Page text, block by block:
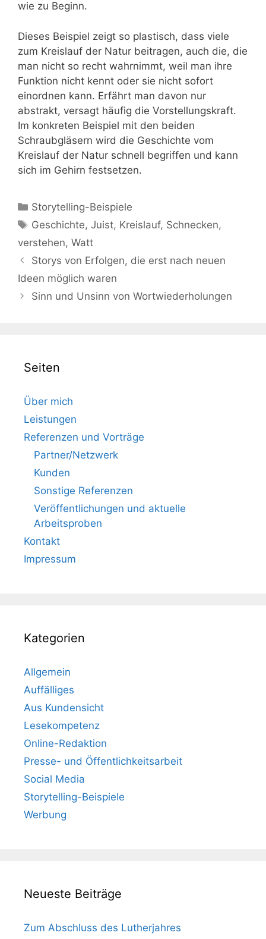
wie zu Beginn.
Dieses Beispiel zeigt so plastisch, dass viele
zum Kreislauf der Natur beitragen, auch die, die
man nicht so recht wahrnimmt, weil man ihre
Funktion nicht kennt oder sie nicht sofort
einordnen kann. Erfährt man davon nur
abstrakt, versagt häufig die Vorstellungskraft.
Im konkreten Beispiel mit den beiden
Schraubgläsern wird die Geschichte vom
Kreislauf der Natur schnell begriffen und kann
sich im Gehirn festsetzen.
Kategorien
Storytelling-Beispiele
Schlagwörter
Geschichte,Juist, Kreislauf, Schnecken,
verstehen, Watt
Storys von Erfolgen, die erst nach neuen
Ideen möglich waren
Sinn und Unsinn von Wortwiederholungen
Seiten
Über mich
Leistungen
Referenzen und Vorträge
Partner/Netzwerk
Kunden
Sonstige Referenzen
Veröffentlichungen und aktuelle
Arbeitsproben
Kontakt
Impressum
Kategorien
Allgemein
Auffälliges
Aus Kundensicht
Lesekompetenz
Online-Redaktion
Presse- und Öffentlichkeitsarbeit
Social Media
Storytelling-Beispiele
Werbung
Neueste Beiträge
Zum Abschluss des Lutherjahres